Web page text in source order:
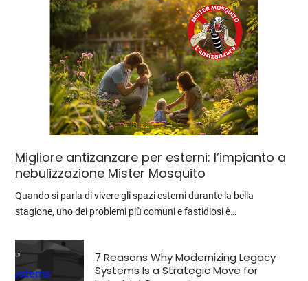
Migliore antizanzare per esterni: l’impianto a
nebulizzazione Mister Mosquito
Quando si parla di vivere gli spazi esterni durante la bella
stagione, uno dei problemi più comuni e fastidiosi è…
7 Reasons Why Modernizing Legacy
Systems Is a Strategic Move for